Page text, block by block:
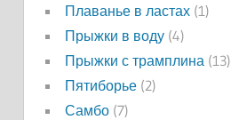
Плаванье в ластах(1)
Прыжки в воду(4)
Прыжки с трамплина (13)
Пятиборье(2)
Самбо(7)